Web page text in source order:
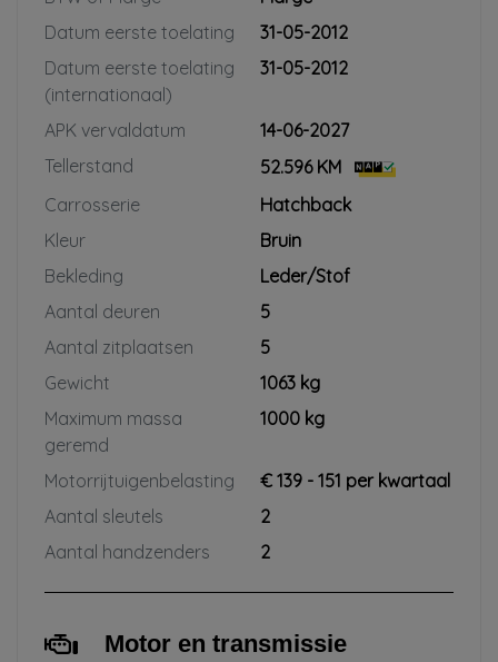
Datum eerste toelating
31-05-2012
Datum eerste toelating
(internationaal)
31-05-2012
APK vervaldatum
14-06-2027
Tellerstand
52.596 KM
Carrosserie
Hatchback
Kleur
Bruin
Bekleding
Leder/Stof
Aantal deuren
5
Aantal zitplaatsen
5
Gewicht
1063 kg
Maximum massa
geremd
1000 kg
Motorrijtuigenbelasting
€ 139 - 151 per kwartaal
Aantal sleutels
2
Aantal handzenders
2
Motor en transmissie